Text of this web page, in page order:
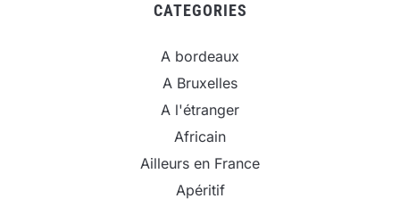
CATEGORIES
A bordeaux
A Bruxelles
A l'étranger
Africain
Ailleurs en France
Apéritif